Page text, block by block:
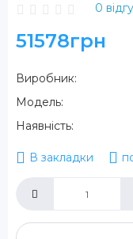
0
51578грн
Виробник:
Модель:
Наявність:
В закладки